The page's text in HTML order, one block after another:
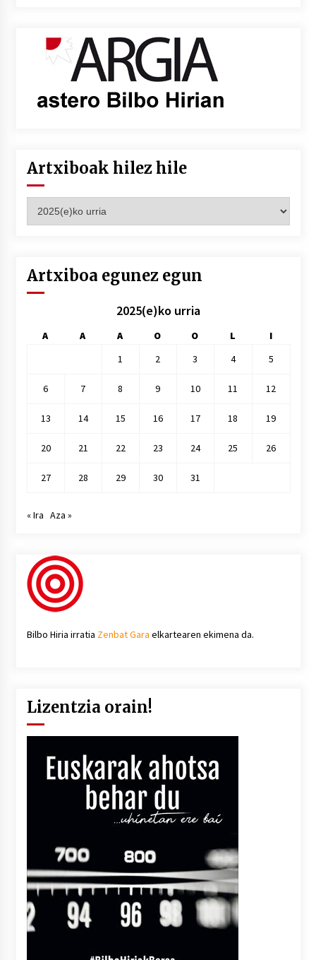
Artxiboak hilez hile
hilez
Artxiboa egunez egun
2025(e)ko urria
A A A O O L
I
1
2 3 4 5
6 7 8 9 10 11 12
13 14 15 16 17 18 19
20 21 22 23 24 25 26
27 28 29 30 31
« Ira Aza »
Bilbo Hiria irratia Zenbat Gara elkartearen ekimena da.
Lizentzia orain!